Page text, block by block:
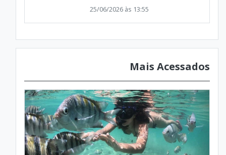
25/06/2026 às 13:55
Mais Acessados